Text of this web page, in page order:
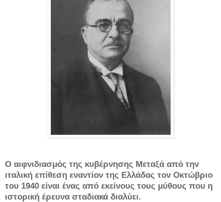
Ο αιφνιδιασμός της κυβέρνησης Μεταξά από την
ιταλική επίθεση εναντίον της Ελλάδας τον Οκτώβριο
του 1940 είναι ένας από εκείνους τους μύθους που η
ιστορική έρευνα σταδιακά διαλύει.